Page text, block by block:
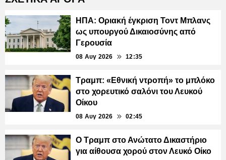
ΗΠΑ: Οριακή έγκριση Τοντ Μπλανς
ως υπουργού Δικαιοσύνης από
Γερουσία
08 Αυγ 2026 12:35
Τραμπ: «Εθνική ντροπή» το μπλόκο
στο χορευτικό σαλόνι του Λευκού
Οίκου
08 Αυγ 2026 02:45
Ο Τραμπ στο Ανώτατο Δικαστήριο
για αίθουσα χορού στον Λευκό Οίκο